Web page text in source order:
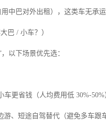
中巴对外出租），这类车无承
巴 / 小车？）
以下场景优先选：
更省钱（人均费用低 30%-
、短途自驾替代（避免多车跟